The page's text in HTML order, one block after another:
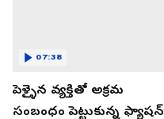
పెళ్ళైన వ్యక్తితో అక్రమ
సంబంధం పెట్టుకున్న ఫ్యాషన్
07:38